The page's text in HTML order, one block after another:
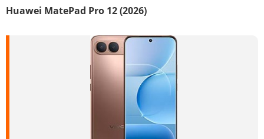
Huawei MatePad Pro 12 (2026)